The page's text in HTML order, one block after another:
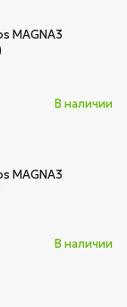
MAGNA3
В наличии
MAGNA3
В наличии